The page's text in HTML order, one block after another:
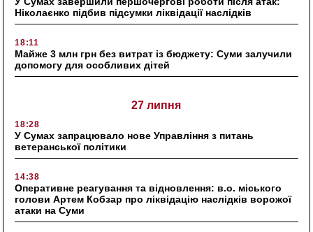
Ніколаєнко підбив підсумки ліквідації наслідків
18:11
Майже 3 млн грн без витрат із бюджету: Суми залучили
допомогу для особливих дітей
27 липня
18:28
У Сумах запрацювало нове Управління з питань
ветеранської політики
14:38
Оперативне реагування та відновлення: в.о. міського
голови Артем Кобзар про ліквідацію наслідків ворожої
атаки на Суми